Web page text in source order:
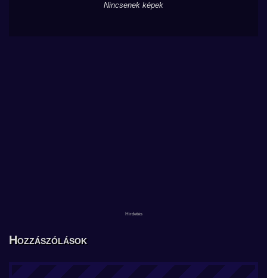
Nincsenek képek
Hozzászólások